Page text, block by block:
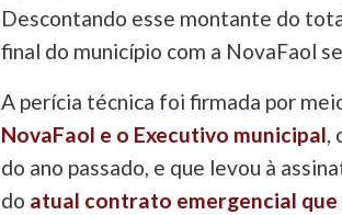
Descontando esse montante do
final do município com a NovaFaol
A perícia técnica foi firmada por
NovaFaol e o Executivo municipal,
do ano passado, e que levou à
do atual contrato emergencial